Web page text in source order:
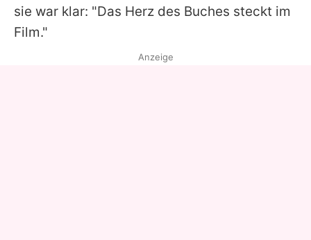
sie war klar: "Das Herz des Buches steckt im
Film."
Anzeige